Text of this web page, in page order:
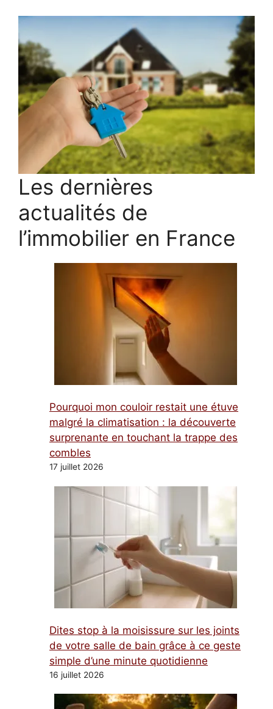
Les dernières
actualités de
l’immobilier en France
Pourquoi mon couloir restait une étuve
malgré la climatisation : la découverte
surprenante en touchant la trappe des
combles
17 juillet 2026
Dites stop à la moisissure sur les joints
de votre salle de bain grâce à ce geste
simple d’une minute quotidienne
16 juillet 2026